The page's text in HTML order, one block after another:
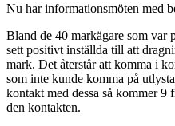
Nu har informationsmöten med
Bland de 40 markägare som var
sett positivt inställda till att
mark. Det återstår att komma i
som inte kunde komma på
kontakt med dessa så kommer
den kontakten.